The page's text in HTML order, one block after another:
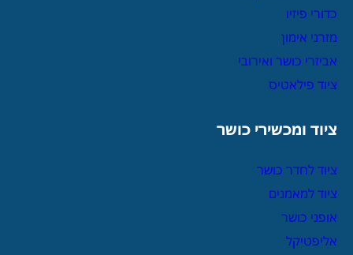
כדורי פיזיו
מזרני אימון
אביזרי כושר ואירובי
ציוד פילאטיס
ציוד ומכשירי כושר
ציוד לחדר כושר
ציוד למאמנים
אופני כושר
אליפטיקל